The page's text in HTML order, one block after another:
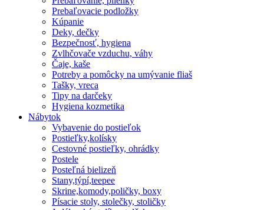
Prebaľovacie podložky
Kúpanie
Deky, dečky
Bezpečnosť, hygiena
Zvlhčovače vzduchu, váhy
Čaje, kaše
Potreby a pomôcky na umývanie fliaš
Tašky, vreca
Tipy na darčeky
Hygiena kozmetika
Nábytok
Vybavenie do postieľok
Postieľky,kolísky
Cestovné postieľky, ohrádky
Postele
Posteľná bielizeň
Stany,týpí,teepee
Skrine,komody,poličky, boxy
Písacie stoly, stolečky, stoličky